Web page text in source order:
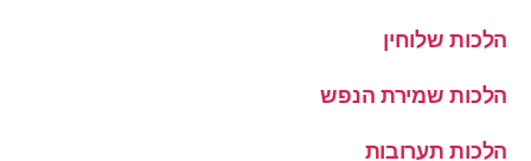
הלכות שלוחין
הלכות שמירת הנפש
הלכות תערובות